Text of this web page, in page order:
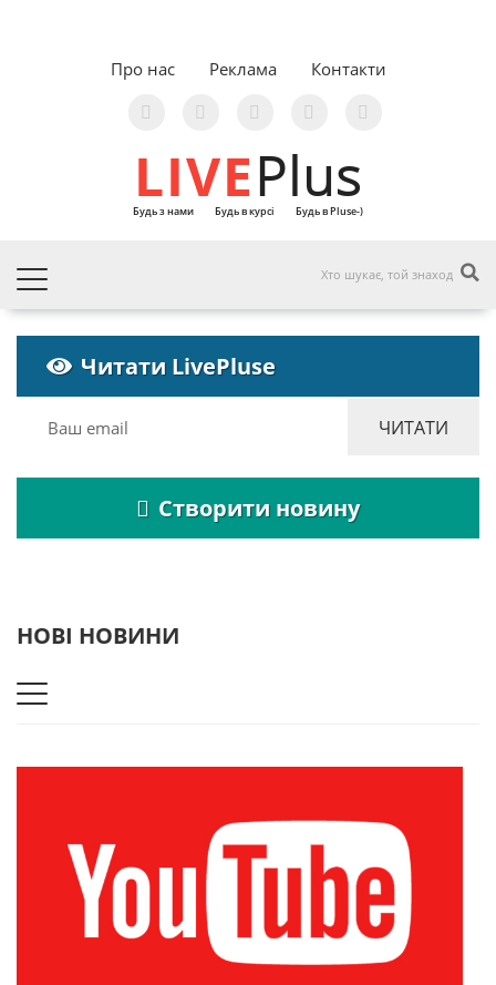
Про нас Реклама Контакти
LIVEPlus
Будь з нами Будь в курсі Будь в Pluse-)
Читати LivePluse
Створити новину
НОВІ НОВИНИ